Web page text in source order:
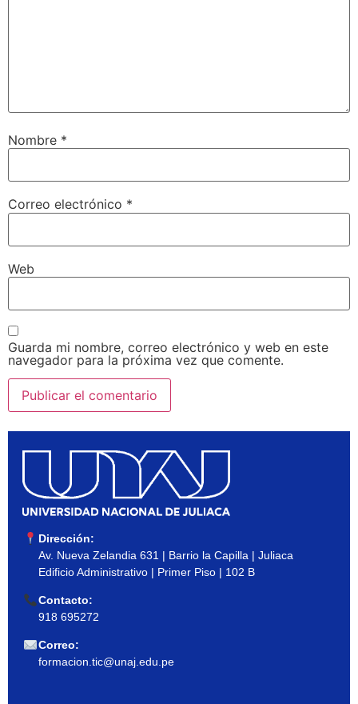
Nombre *
Correo electrónico *
Web
Guarda mi nombre, correo electrónico y web en este
navegador para la próxima vez que comente.
Dirección:
Av. Nueva Zelandia 631 | Barrio la Capilla | Juliaca
Edificio Administrativo | Primer Piso | 102 B
Contacto:
918 695272
Correo:
formacion.tic@unaj.edu.pe